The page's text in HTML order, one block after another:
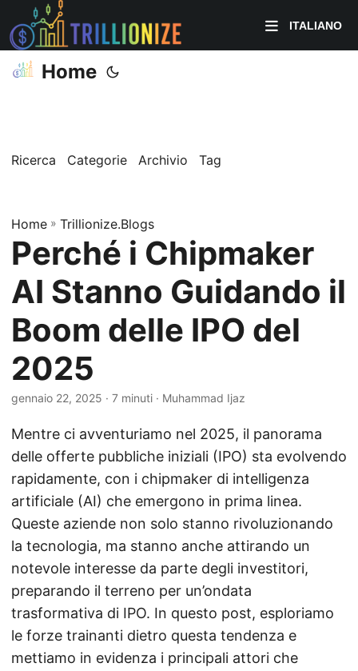
ITALIANO
Home
Ricerca Categorie Archivio Tag
Home » Trillionize.Blogs
Perché i Chipmaker
AI Stanno Guidando il
Boom delle IPO del
2025
gennaio 22, 2025 · 7 minuti · Muhammad Ijaz
Mentre ci avventuriamo nel 2025, il panorama
delle offerte pubbliche iniziali (IPO) sta evolvendo
rapidamente, con i chipmaker di intelligenza
artificiale (AI) che emergono in prima linea.
Queste aziende non solo stanno rivoluzionando
la tecnologia, ma stanno anche attirando un
notevole interesse da parte degli investitori,
preparando il terreno per un’ondata
trasformativa di IPO. In questo post, esploriamo
le forze trainanti dietro questa tendenza e
mettiamo in evidenza i principali attori che